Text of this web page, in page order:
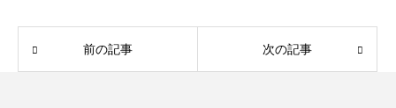
前の記事 次の記事